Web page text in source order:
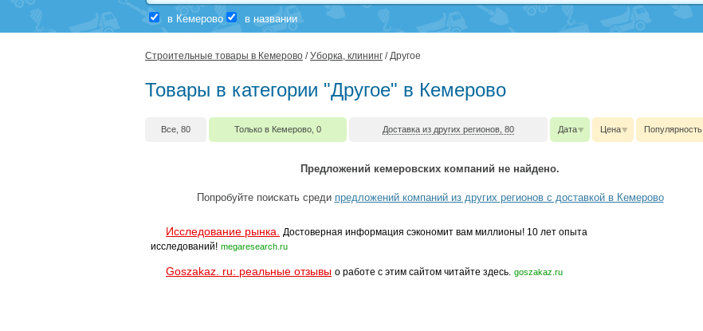
в Кемерово в названии
Строительные товары в Кемерово /Уборка, клининг / Другое
Товары в категории "Другое" в Кемерово
Все, 80 Только в Кемерово, 0 Доставка из других регионов, 80 Дата Цена Популярность
Предложений кемеровских компаний не найдено.
Попробуйте поискать среди предложений компаний из других регионов с доставкой в Кемерово
Исследование рынка.
Достоверная информация сэкономит вам миллионы! 10 лет опыта
исследований! megaresearch.ru
Goszakaz. ru: реальные отзывы о работе с этим сайтом читайте здесь. goszakaz.ru